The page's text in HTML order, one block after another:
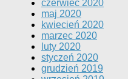
czerwiec 2020
maj 2020
kwiecień 2020
marzec 2020
luty 2020
styczeń 2020
grudzień 2019